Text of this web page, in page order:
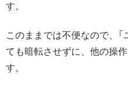
す。
このままでは不便なので、「
ても暗転させずに、他の操
す。